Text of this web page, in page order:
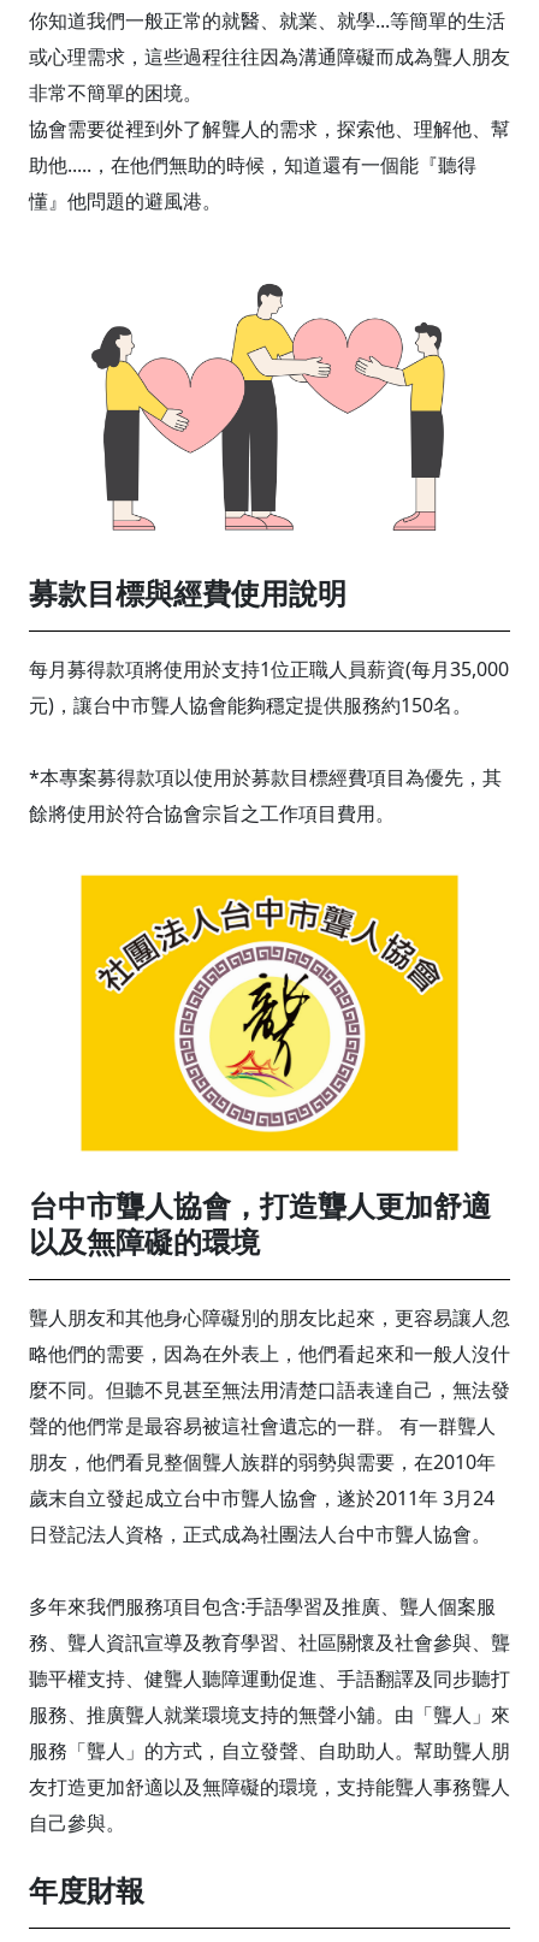
你知道我們一般正常的就醫、就業、就學...等簡單的生活
或心理需求，這些過程往往因為溝通障礙而成為聾人朋友
非常不簡單的困境。
協會需要從裡到外了解聾人的需求，探索他、理解他、幫
助他.....，在他們無助的時候，知道還有一個能『聽得
懂』他問題的避風港。
募款目標與經費使用說明
每月募得款項將使用於支持1位正職人員薪資(每月35,000
元)，讓台中市聾人協會能夠穩定提供服務約150名。
*本專案募得款項以使用於募款目標經費項目為優先，其
餘將使用於符合協會宗旨之工作項目費用。
台中市聾人協會，打造聾人更加舒適
以及無障礙的環境
聾人朋友和其他身心障礙別的朋友比起來，更容易讓人忽
略他們的需要，因為在外表上，他們看起來和一般人沒什
麼不同。但聽不見甚至無法用清楚口語表達自己，無法發
聲的他們常是最容易被這社會遺忘的一群。 有一群聾人
朋友，他們看見整個聾人族群的弱勢與需要，在2010年
歲末自立發起成立台中市聾人協會，遂於2011年 3月24
日登記法人資格，正式成為社團法人台中市聾人協會。
多年來我們服務項目包含:手語學習及推廣、聾人個案服
務、聾人資訊宣導及教育學習、社區關懷及社會參與、聾
聽平權支持、健聾人聽障運動促進、手語翻譯及同步聽打
服務、推廣聾人就業環境支持的無聲小舖。由「聾人」來
服務「聾人」的方式，自立發聲、自助助人。幫助聾人朋
友打造更加舒適以及無障礙的環境，支持能聾人事務聾人
自己參與。
年度財報